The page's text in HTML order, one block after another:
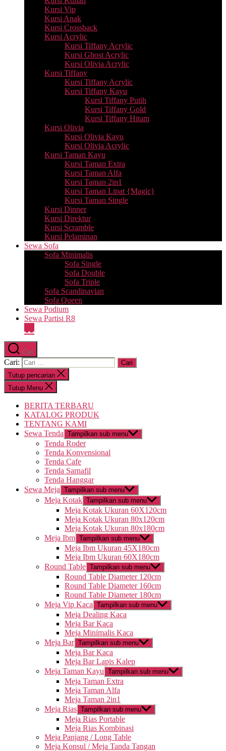
Kursi Vip
Kursi Anak
Kursi Crossback
Kursi Acrylic
Kursi Tiffany Acrylic
Kursi Ghost Acrylic
Kursi Olivia Acrylic
Kursi Tiffany
Kursi Tiffany Acrylic
Kursi Tiffany Kayu
Kursi Tiffany Putih
Kursi Tiffany Gold
Kursi Tiffany Hitam
Kursi Olivia
Kursi Olivia Kayu
Kursi Olivia Acrylic
Kursi Taman Kayu
Kursi Taman Extra
Kursi Taman Alfa
Kursi Taman 2in1
Kursi Taman Lipat {Magic}
Kursi Taman Single
Kursi Dinner
Kursi Direktur
Kursi Scramble
Kursi Pelaminan
Sewa Sofa
Sofa Minimalis
Sofa Single
Sofa Double
Sofa Triple
Sofa Scandinavian
Sofa Queen
Sewa Podium
Sewa Partisi R8
Cari
Cari:
Tutup pencarian
Tutup Menu
BERITA TERBARU
KATALOG PRODUK
TENTANG KAMI
Sewa Tenda Tampilkan sub menu
Tenda Roder
Tenda Konvensional
Tenda Cafe
Tenda Sarnafil
Tenda Hanggar
Sewa Meja Tampilkan sub menu
Meja Kotak Tampilkan sub menu
Meja Kotak Ukuran 60X120cm
Meja Kotak Ukuran 80x120cm
Meja Kotak Ukuran 80x180cm
Meja Ibm Tampilkan sub menu
Meja Ibm Ukuran 45X180cm
Meja Ibm Ukuran 60X180cm
Round Table Tampilkan sub menu
Round Table Diameter 120cm
Round Table Diameter 160cm
Round Table Diameter 180cm
Meja Vip Kaca Tampilkan sub menu
Meja Dealing Kaca
Meja Bar Kaca
Meja Minimalis Kaca
Meja Bar Tampilkan sub menu
Meja Bar Kaca
Meja Bar Lapis Kalep
Meja Taman Kayu Tampilkan sub menu
Meja Taman Extra
Meja Taman Alfa
Meja Taman 2in1
Meja Rias Tampilkan sub menu
Meja Rias Portable
Meja Rias Kombinasi
Meja Panjang / Long Table
Meja Konsul / Meja Tanda Tangan